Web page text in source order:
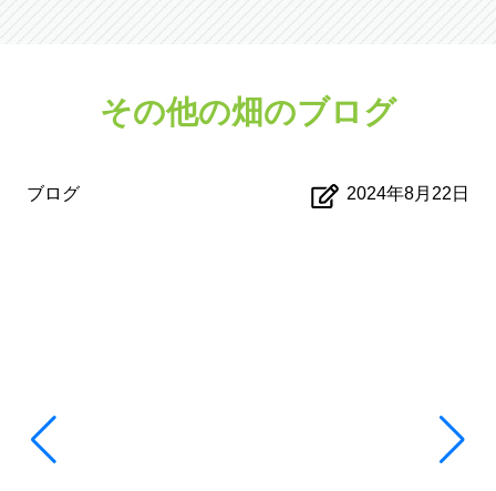
その他の畑のブログ
ブログ 2024年8月22日